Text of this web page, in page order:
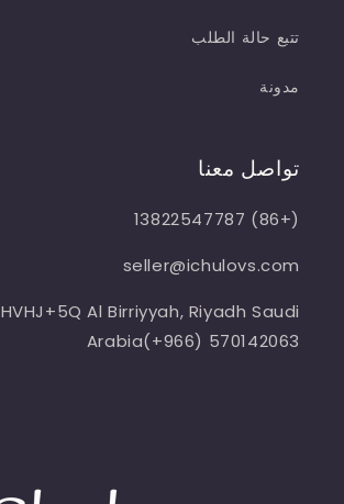
تتبع حالة الطلب
مدونة
تواصل معنا
(+86) 13822547787
seller@ichulovs.com
HVHJ+5Q Al Birriyyah, Riyadh Saudi
Arabia(+966) 570142063